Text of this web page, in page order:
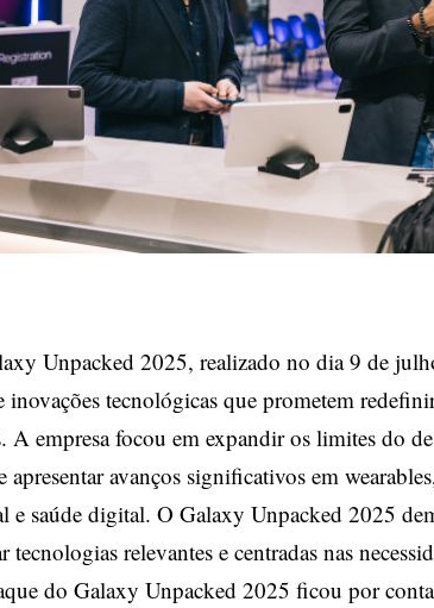
Unpacked 2025, realizado no dia 9 de
inovações tecnológicas que prometem
A empresa focou em expandir os limites do
apresentar avanços significativos em
e saúde digital. O Galaxy Unpacked 2025
tecnologias relevantes e centradas nas
do Galaxy Unpacked 2025 ficou por